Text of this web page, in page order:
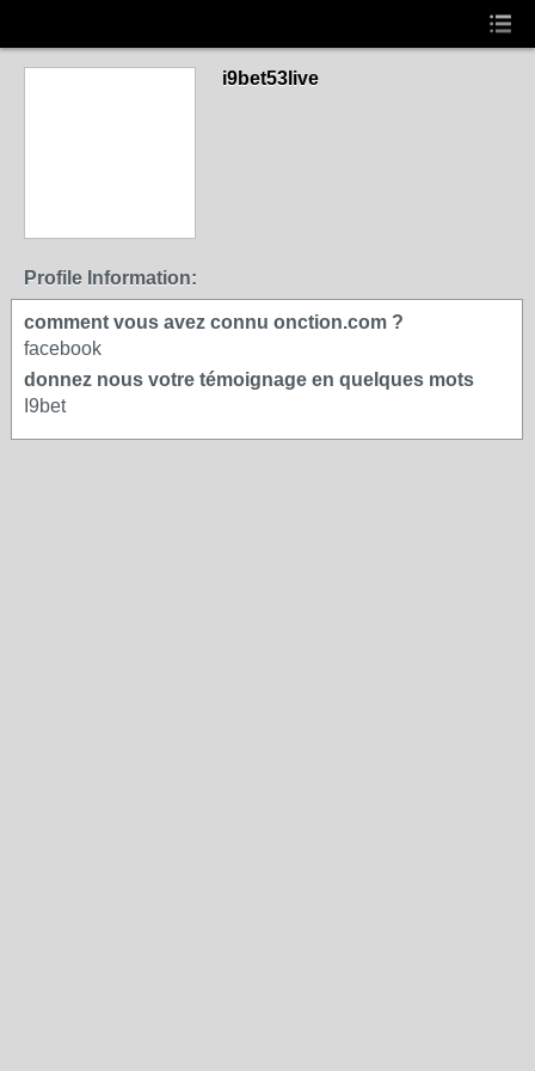
i9bet53live
Profile Information:
comment vous avez connu onction.com ?
facebook
donnez nous votre témoignage en quelques mots
I9bet